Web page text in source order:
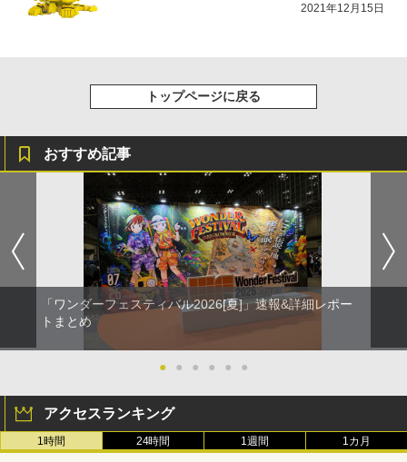
2021年12月15日
トップページに戻る
おすすめ記事
「ワンダーフェスティバル2026[夏]」速報&詳細レポー
トまとめ
● ● ● ● ● ●
アクセスランキング
1時間 24時間 1週間 1カ月